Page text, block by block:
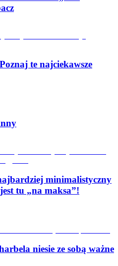
te najciekawsze
minimalistyczny
tu „na maksa”!
niesie ze sobą ważne